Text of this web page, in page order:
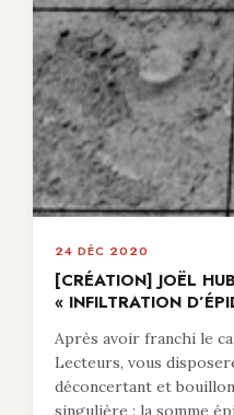
24 DÉC 2020
[CRÉATION] JOËL
« INFILTRATION
Après avoir franchi le
Lecteurs, vous
déconcertant et
singulière : la somme